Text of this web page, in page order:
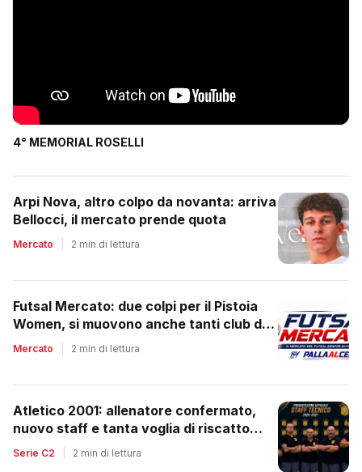
4° MEMORIAL ROSELLI
Arpi Nova, altro colpo da novanta: arriva
Bellocci, il mercato prende quota
Mercato 2 min di lettura
Futsal Mercato: due colpi per il Pistoia
Women, si muovono anche tanti club del
regionale
Mercato 2 min di lettura
Atletico 2001: allenatore confermato,
nuovo staff e tanta voglia di riscatto
dopo la retrocessione
Serie C2 2 min di lettura